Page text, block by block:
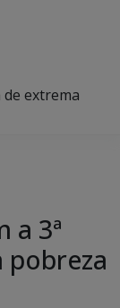
extrema
a 3ª